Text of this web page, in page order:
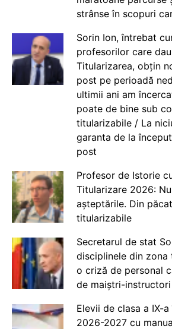
strânse în scopuri
Sorin Ion, întrebat
profesorilor care
Titularizarea, obțin
post pe perioadă
ultimii ani am
poate de bine sub
titularizabile / La
garanta de la
post
Profesor de Istorie
Titularizare 2026:
așteptările. Din
titularizabile
Secretarul de stat
disciplinele din zona
o criză de personal
de maiștri-instructori
Elevii de clasa a IX-
2026-2027 cu